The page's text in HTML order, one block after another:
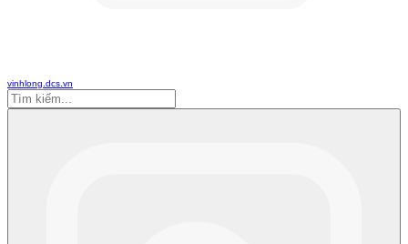
vinhlong.dcs.vn